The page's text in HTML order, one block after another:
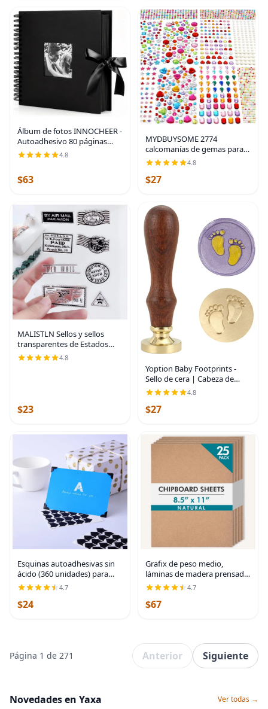
Álbum de fotos INNOCHEER -
Autoadhesivo 80 páginas
negras, gran álbum de
recortes para libro de visitas
recuerdos,
4.8
$63
MYDBUYSOME 2774
calcomanías de gemas para
manualidades,
autoadhesivas, diamantes de
imitación para pegar,
4.8
$27
MALISTLN Sellos y sellos
transparentes de Estados
Unidos para álbumes de
recortes y decoración de
4.8
$23
Yoption Baby Footprints -
Sello de cera | Cabeza de
sello de cera de latón con
mango de madera, para
invitación de baby shower,
4.8
$27
Esquinas autoadhesivas sin
ácido (360 unidades) para
álbumes de fotos, libros de
memoria
4.7
$24
Grafix de peso medio,
láminas de madera prensada
de 12 x 12 pulgadas, paquete
de 25 unidades de color
blanco.
4.7
$67
Página 1 de 271 Anterior Siguiente
Novedades en Yaxa Ver todas →